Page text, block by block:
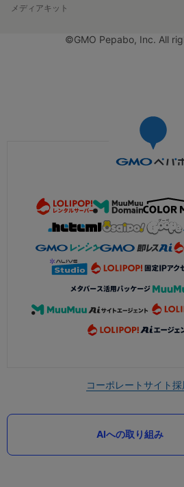
メディアキット
©GMO Pepabo, Inc. All
コーポレートサイト採
AIへの取り組み